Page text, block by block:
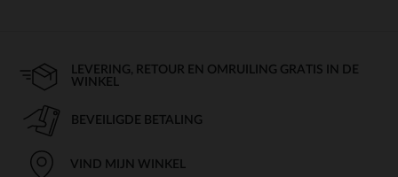
LEVERING, RETOUR EN OMRUILING GRATIS IN DE
WINKEL
BEVEILIGDE BETALING
VIND MIJN WINKEL